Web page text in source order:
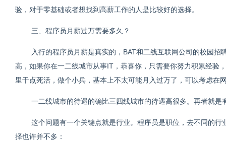
验，对于零基础或者想找到高薪工作的人是比较好的选择。
三、程序员月薪过万需要多久？
入行的程序员月薪是真实的，BAT和二线互联网公司的校园
高，如果你在一二线城市从事IT，恭喜你，只需要你努力积累经验
里干点死活，做个小兵，基本上不太可能月入过万了，可以考虑在
一二线城市的待遇的确比三四线城市的待遇高很多。再者就
这个问题有一个关键点就是行业。程序员是职位，去不同的
择也许并不多：